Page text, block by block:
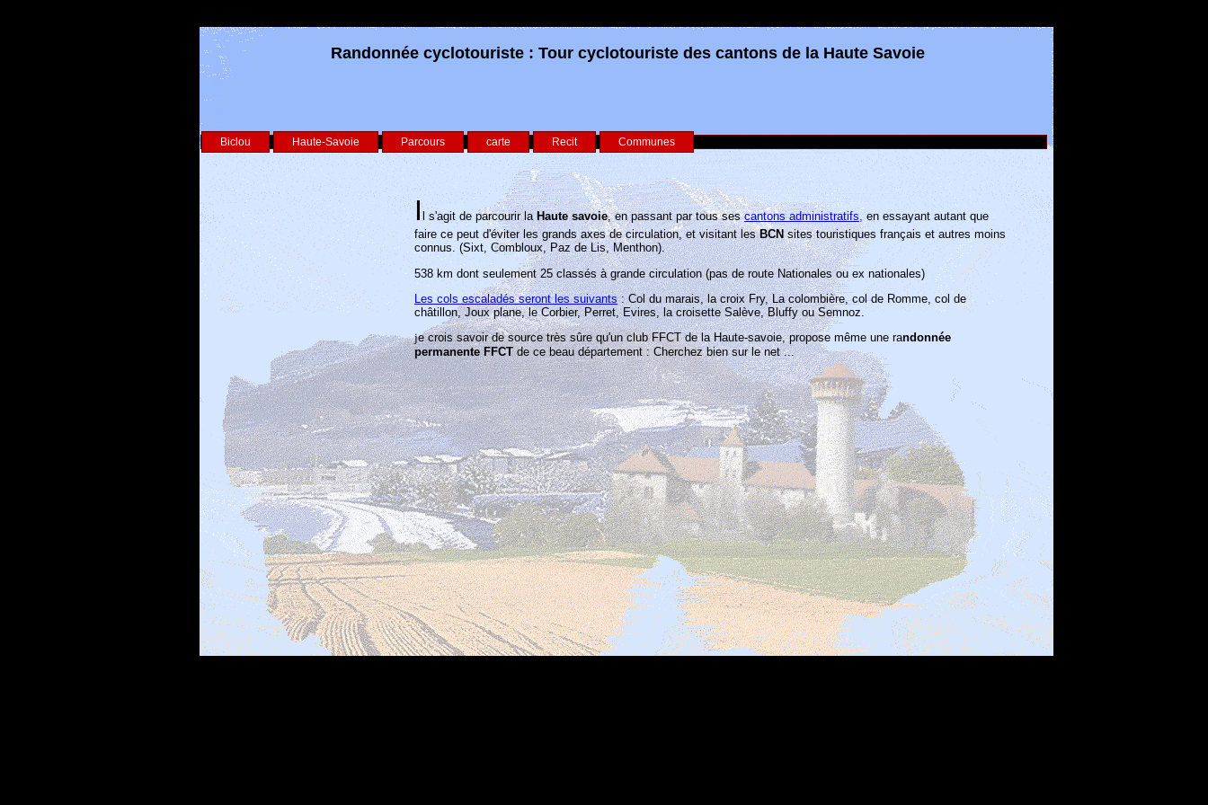
Il s'agit de parcourir laHaute savoie, en passant par tous sescantons administratifs,en essayant autant que
faire ce peut d'éviter les grands axes de circulation, et visitant lesBCNsites touristiques français et autres moins
connus.(Sixt, Combloux, Paz de Lis, Menthon).
538 km dont seulement 25 classés à grande circulation (pas de route Nationales ou ex nationales)
Les cols escaladés seront les suivants: Col du marais, la croix Fry, La colombière, col de Romme, col de
châtillon, Joux plane, le Corbier, Perret, Evires, la croisette Salève, Bluffy ou Semnoz.
je crois savoir de source très sûre qu'un club FFCT de la Haute-savoie, propose même une randonnée
permanente FFCTde ce beau département : Cherchez bien sur le net ...
Randonnée cyclotouriste : Tour cyclotouriste des cantons de la Haute Savoie
Biclou Haute-Savoie Parcours carte Recit Communes